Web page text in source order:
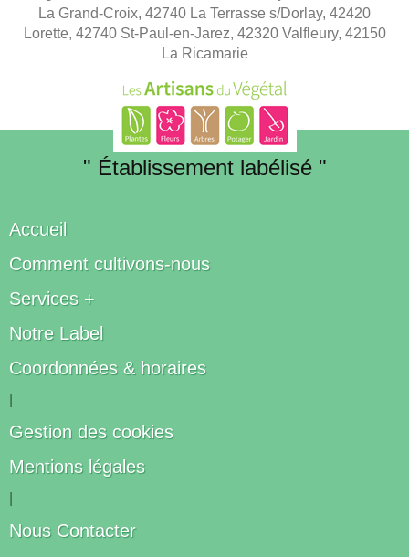
La Grand-Croix, 42740 La Terrasse s/Dorlay, 42420
Lorette, 42740 St-Paul-en-Jarez, 42320 Valfleury, 42150
La Ricamarie
" Établissement labélisé "
Accueil
Comment cultivons-nous
Services +
Notre Label
Coordonnées & horaires
Gestion des cookies
Mentions légales
Nous Contacter